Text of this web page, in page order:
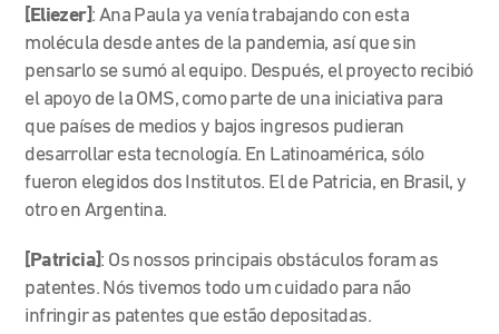
[Eliezer]: Ana Paula ya venía trabajando con esta
molécula desde antes de la pandemia, así que sin
pensarlo se sumó al equipo. Después, el proyecto recibió
el apoyo de la OMS, como parte de una iniciativa para
que países de medios y bajos ingresos pudieran
desarrollar esta tecnología. En Latinoamérica, sólo
fueron elegidos dos Institutos. El de Patricia, en Brasil, y
otro en Argentina.
[Patricia]: Os nossos principais obstáculos foram as
patentes. Nós tivemos todo um cuidado para não
infringir as patentes que estão depositadas.